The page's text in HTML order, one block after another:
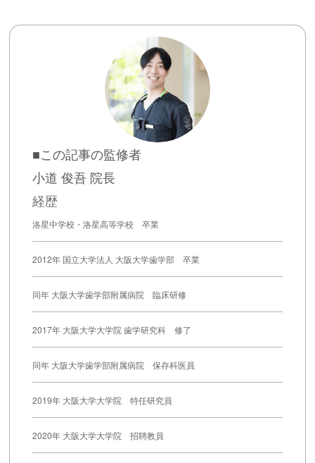
■この記事の監修者
小道 俊吾 院長
経歴
洛星中学校・洛星高等学校 卒業
2012年 国立大学法人 大阪大学歯学部 卒業
同年 大阪大学歯学部附属病院 臨床研修
2017年 大阪大学大学院 歯学研究科 修了
同年 大阪大学歯学部附属病院 保存科医員
2019年 大阪大学大学院 特任研究員
2020年 大阪大学大学院 招聘教員